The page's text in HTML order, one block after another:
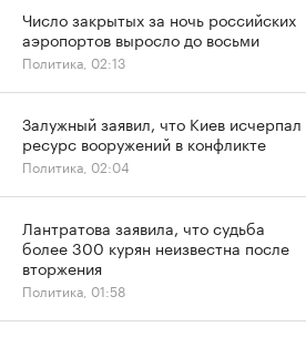
Число закрытых за ночь российских
аэропортов выросло до восьми
Политика, 02:13
Залужный заявил, что Киев исчерпал
ресурс вооружений в конфликте
Политика, 02:04
Лантратова заявила, что судьба
более 300 курян неизвестна после
вторжения
Политика, 01:58